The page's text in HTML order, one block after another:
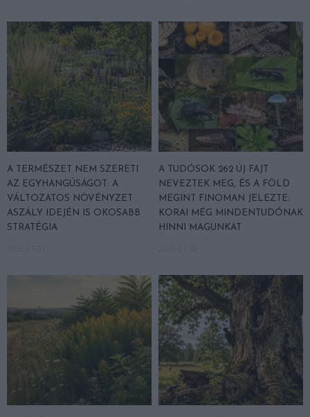
A TERMÉSZET NEM SZERETI
AZ EGYHANGÚSÁGOT: A
VÁLTOZATOS NÖVÉNYZET
ASZÁLY IDEJÉN IS OKOSABB
STRATÉGIA
A TUDÓSOK 262 ÚJ FAJT
NEVEZTEK MEG, ÉS A FÖLD
MEGINT FINOMAN JELEZTE:
KORAI MÉG MINDENTUDÓNAK
HINNI MAGUNKAT